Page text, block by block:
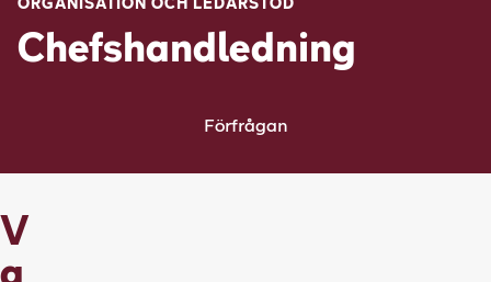
ORGANISATION OCH LEDARSTÖD
Chefshandledning
Förfrågan
V